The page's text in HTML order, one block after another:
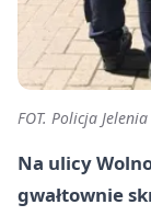
FOT. Policja
Na ulicy
gwałtownie